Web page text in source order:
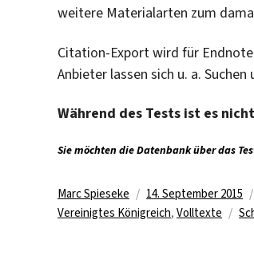
weitere Materialarten zum
Citation-Export wird für
Anbieter lassen sich u. a.
Während des Tests ist es
Sie möchten die Datenbank über das
Autor
Marc Spieseke
Veröffentlicht
am
14. September 2015
Vereinigtes Königreich, Volltexte